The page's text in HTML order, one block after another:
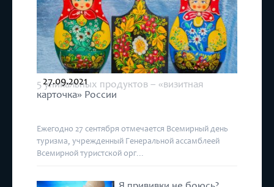
5 уникальных продуктов – «визитная
карточка» России
27.09.2021
Ежегодно 27 сентября отмечается Всемирный день
туризма, учрежденный Генеральной ассамблеей
Всемирной туристской орг...